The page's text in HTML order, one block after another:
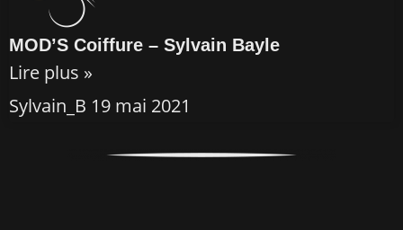
MOD’S Coiffure – Sylvain Bayle
Lire plus »
Sylvain_B 19 mai 2021